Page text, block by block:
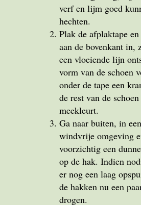
verf en lijm goed
hechten.
Plak de afplaktape
aan de bovenkant in,
een vloeiende lijn
vorm van de schoen
onder de tape een
de rest van de
meekleurt.
Ga naar buiten, in
windvrije omgeving
voorzichtig een
op de hak. Indien
er nog een laag
de hakken nu een
drogen.